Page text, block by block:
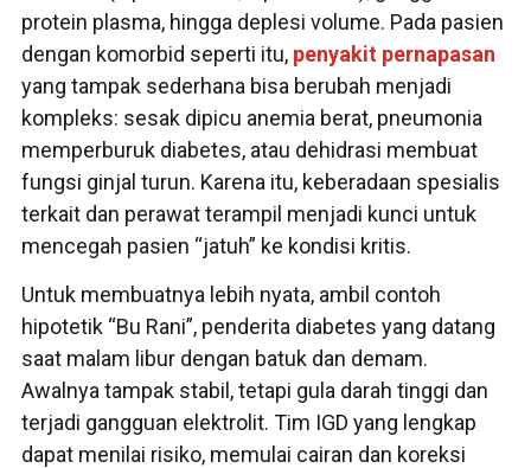
protein plasma, hingga deplesi volume. Pada pasien
dengan komorbid seperti itu, penyakit pernapasan
yang tampak sederhana bisa berubah menjadi
kompleks: sesak dipicu anemia berat, pneumonia
memperburuk diabetes, atau dehidrasi membuat
fungsi ginjal turun. Karena itu, keberadaan spesialis
terkait dan perawat terampil menjadi kunci untuk
mencegah pasien “jatuh” ke kondisi kritis.
Untuk membuatnya lebih nyata, ambil contoh
hipotetik “Bu Rani”, penderita diabetes yang datang
saat malam libur dengan batuk dan demam.
Awalnya tampak stabil, tetapi gula darah tinggi dan
terjadi gangguan elektrolit. Tim IGD yang lengkap
dapat menilai risiko, memulai cairan dan koreksi